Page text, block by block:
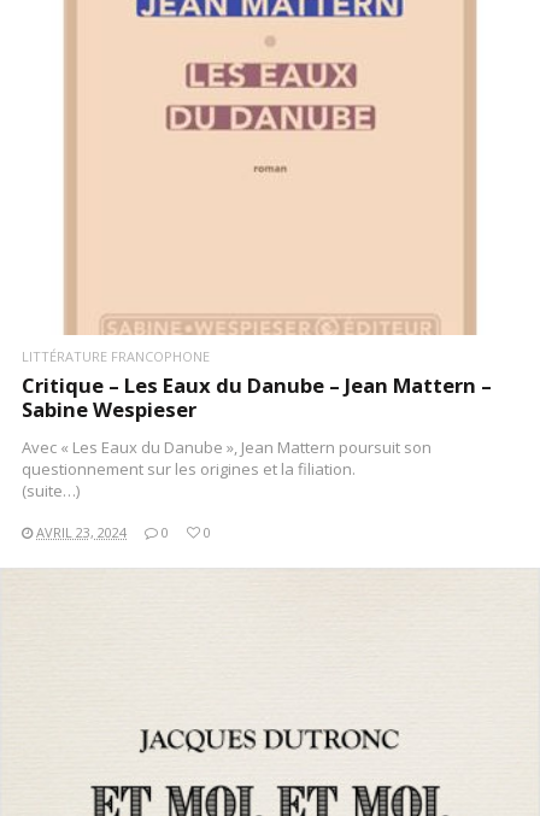
LIRE LA SUITE
LITTÉRATURE FRANCOPHONE
Critique – Les Eaux du Danube – Jean Mattern –
Sabine Wespieser
Avec « Les Eaux du Danube », Jean Mattern poursuit son
questionnement sur les origines et la filiation.
(suite…)
AVRIL 23, 2024 0 0